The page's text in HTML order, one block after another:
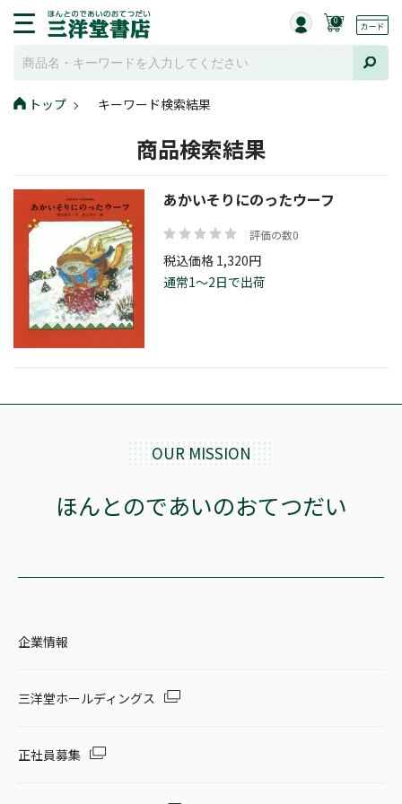
0
トップ キーワード検索結果
商品検索結果
あかいそりにのったウーフ
評価の数0
税込価格 1,320円
通常1～2日で出荷
OUR MISSION
ほんとのであいのおてつだい
企業情報
三洋堂ホールディングス
正社員募集